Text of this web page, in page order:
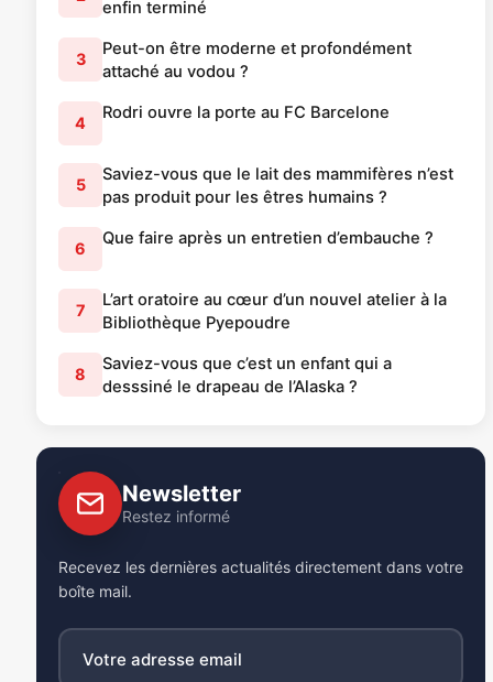
enfin terminé
3
Peut-on être moderne et profondément
attaché au vodou ?
4
Rodri ouvre la porte au FC Barcelone
5
Saviez-vous que le lait des mammifères n’est
pas produit pour les êtres humains ?
6
Que faire après un entretien d’embauche ?
7
L’art oratoire au cœur d’un nouvel atelier à la
Bibliothèque Pyepoudre
8
Saviez-vous que c’est un enfant qui a
desssiné le drapeau de l’Alaska ?
Newsletter
Restez informé
Recevez les dernières actualités directement dans votre
boîte mail.